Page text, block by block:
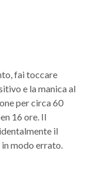
fai toccare
e la manica al
per circa 60
16 ore. Il
il
modo errato.